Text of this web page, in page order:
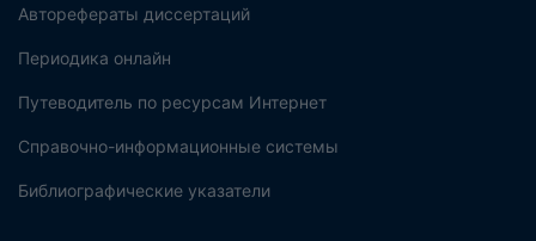
Авторефераты диссертаций
Периодика онлайн
Путеводитель по ресурсам Интернет
Справочно-информационные системы
Библиографические указатели